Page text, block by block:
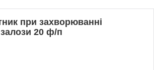
при захворюванні
20 ф/п